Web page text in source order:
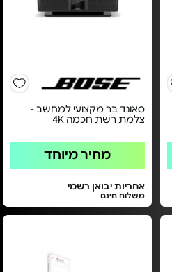
סאונד בר מקצועי למחשב -
צלמת רשת חכמה 4K
מחיר מיוחד
אחריות יבואן רשמי
משלוח חינם